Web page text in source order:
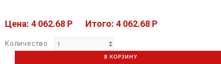
Цена: 4 062.68 P Итого: 4 062.68 P
Количество
В КОРЗИНУ